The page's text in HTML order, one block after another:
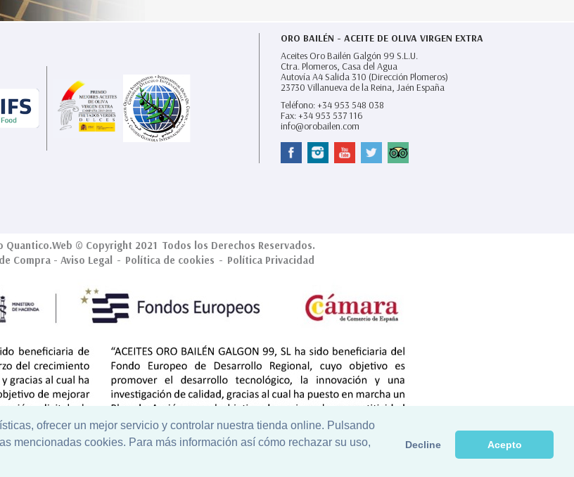
ofrecer un mejor servicio y controlar nuestra tienda online. Pulsando
mencionadas cookies. Para más información así cómo rechazar su uso,
Decline Acepto
ORO BAILÉN - ACEITE DE OLIVA VIRGEN EXTRA
Aceites Oro Bailén Galgón 99 S.L.U.
Ctra. Plomeros, Casa del Agua
Autovía A4 Salida 310 (Dirección Plomeros)
23730 Villanueva de la Reina, Jaén España
Teléfono:+34 953 548 038
Fax:+34 953 537 116
info@orobailen.com
Quantico.Web © Copyright 2021 Todos los Derechos Reservados.
Compra - Aviso Legal - Política de cookies - Política Privacidad